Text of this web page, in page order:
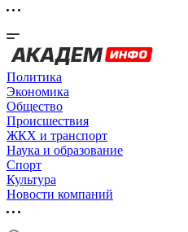
Политика
Экономика
Общество
Происшествия
ЖКХ и транспорт
Наука и образование
Спорт
Культура
Новости компаний